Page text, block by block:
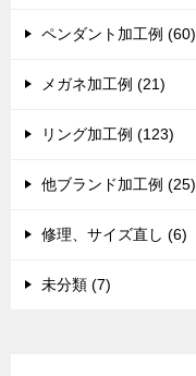
ペンダント加工例 (60)
メガネ加工例 (21)
リング加工例 (123)
他ブランド加工例 (25)
修理、サイズ直し (6)
未分類 (7)